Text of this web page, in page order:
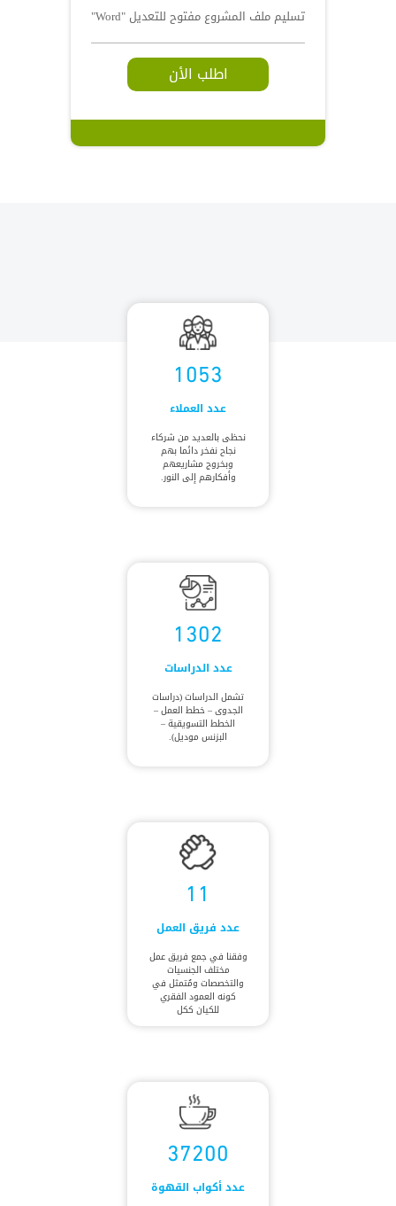
تسليم ملف المشروع مفتوح للتعديل "Word"
اطلب الأن
1053
عدد العملاء
نحظى بالعديد من شركاء
نجاح نفخر دائما بهم
وبخروج مشاريعهم
وأفكارهم إلى النور.
1302
عدد الدراسات
تشمل الدراسات (دراسات
الجدوى – خطط العمل –
الخطط التسويقية –
البزنس موديل).
11
عدد فريق العمل
وفقنا في جمع فريق عمل
مختلف الجنسيات
والتخصصات ومُتمثل في
كونه العمود الفقري
للكيان ككل
37200
عدد أكواب القهوة